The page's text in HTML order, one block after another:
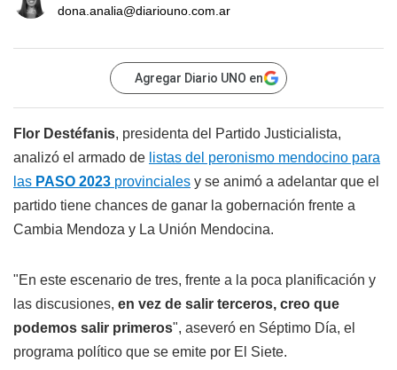
dona.analia@diariouno.com.ar
Agregar Diario UNO en
Flor Destéfanis, presidenta del Partido Justicialista,
analizó el armado de listas del peronismo mendocino para
las PASO 2023 provinciales y se animó a adelantar que el
partido tiene chances de ganar la gobernación frente a
Cambia Mendoza y La Unión Mendocina.
"En este escenario de tres, frente a la poca planificación y
las discusiones, en vez de salir terceros, creo que
podemos salir primeros", aseveró en Séptimo Día, el
programa político que se emite por El Siete.